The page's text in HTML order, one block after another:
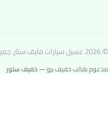
© 2026 غسيل سيارات فايف ستار. جميع الحقوق محفوظة.
مدعوم بقالب خفيف برو —خفيف ستور